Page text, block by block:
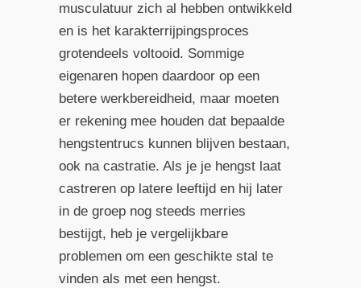
musculatuur zich al hebben ontwikkeld
en is het karakterrijpingsproces
grotendeels voltooid. Sommige
eigenaren hopen daardoor op een
betere werkbereidheid, maar moeten
er rekening mee houden dat bepaalde
hengstentrucs kunnen blijven bestaan,
ook na castratie. Als je je hengst laat
castreren op latere leeftijd en hij later
in de groep nog steeds merries
bestijgt, heb je vergelijkbare
problemen om een geschikte stal te
vinden als met een hengst.